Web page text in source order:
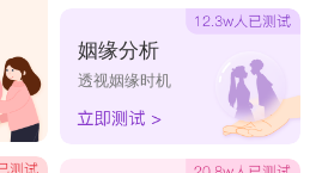
姻缘分析
透视姻缘时机